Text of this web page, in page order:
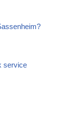
service